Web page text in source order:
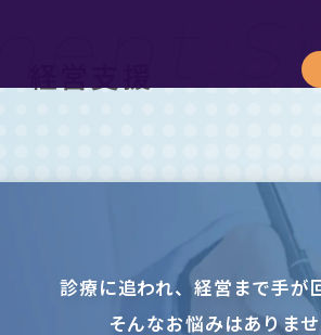
診療に追われ、経営まで手
そんなお悩みはありま